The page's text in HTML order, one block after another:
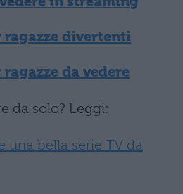
ragazze divertenti
ragazze da vedere
da solo? Leggi:
una bella serie TV da